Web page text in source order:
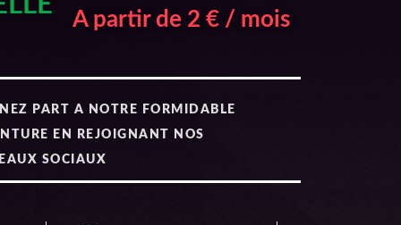
A partir de 2 € / mois
PART A NOTRE FORMIDABLE
EN REJOIGNANT NOS
SOCIAUX